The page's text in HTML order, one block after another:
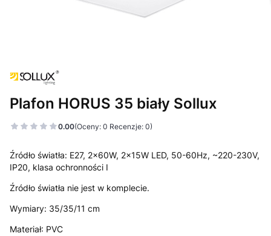
Plafon HORUS 35 biały Sollux
0.00(Oceny: 0 Recenzje: 0)
Źródło światła: E27, 2x60W, 2x15W LED, 50-60Hz, ~220-230V,
IP20, klasa ochronności I
Źródło światła nie jest w komplecie.
Wymiary: 35/35/11 cm
Materiał: PVC